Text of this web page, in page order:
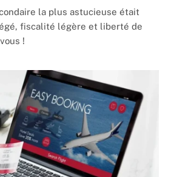
la plus astucieuse était
fiscalité légère et liberté de
!